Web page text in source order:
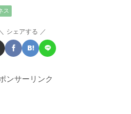
ス
シェアする
ンサーリンク